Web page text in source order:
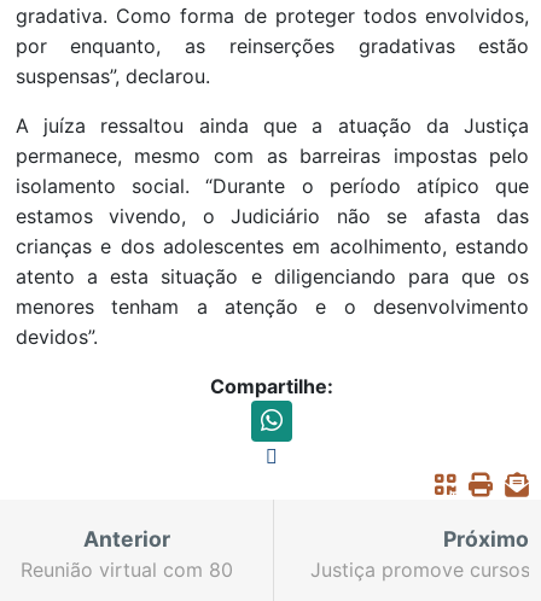
gradativa. Como forma de proteger todos envolvidos,
por enquanto, as reinserções gradativas estão
suspensas”, declarou.
A juíza ressaltou ainda que a atuação da Justiça
permanece, mesmo com as barreiras impostas pelo
isolamento social. “Durante o período atípico que
estamos vivendo, o Judiciário não se afasta das
crianças e dos adolescentes em acolhimento, estando
atento a esta situação e diligenciando para que os
menores tenham a atenção e o desenvolvimento
devidos”.
Compartilhe:
Anterior
Reunião virtual com 80
Próximo
Justiça promove cursos